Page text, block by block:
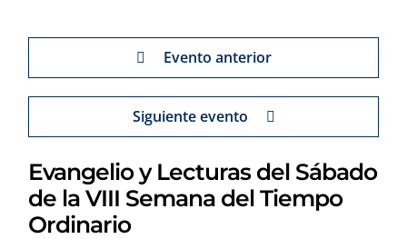
Evento anterior
Siguiente evento
Evangelio y Lecturas del Sábado
de la VIII Semana del Tiempo
Ordinario